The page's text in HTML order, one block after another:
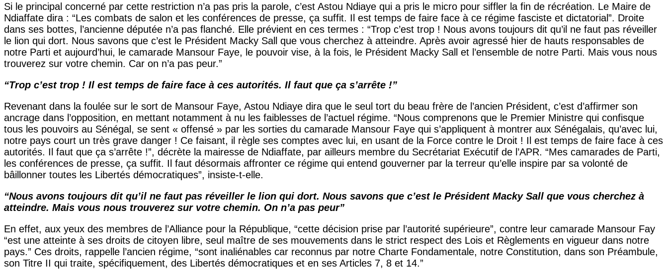
Si le principal concerné par cette restriction n’a pas pris la parole, c’est Astou Ndiaye qui a pris le micro pour siffler la fin de récréation. Le Maire de
Ndiaffate dira : “Les combats de salon et les conférences de presse, ça suffit. Il est temps de faire face à ce régime fasciste et dictatorial”. Droite
dans ses bottes, l’ancienne députée n’a pas flanché. Elle prévient en ces termes : “Trop c’est trop ! Nous avons toujours dit qu’il ne faut pas réveiller
le lion qui dort. Nous savons que c’est le Président Macky Sall que vous cherchez à atteindre. Après avoir agressé hier de hauts responsables de
notre Parti et aujourd’hui, le camarade Mansour Faye, le pouvoir vise, à la fois, le Président Macky Sall et l’ensemble de notre Parti. Mais vous nous
trouverez sur votre chemin. Car on n’a pas peur.”
“Trop c’est trop ! Il est temps de faire face à ces autorités. Il faut que ça s’arrête !”
Revenant dans la foulée sur le sort de Mansour Faye, Astou Ndiaye dira que le seul tort du beau frère de l’ancien Président, c’est d’affirmer son
ancrage dans l’opposition, en mettant notamment à nu les faiblesses de l’actuel régime. “Nous comprenons que le Premier Ministre qui confisque
tous les pouvoirs au Sénégal, se sent « offensé » par les sorties du camarade Mansour Faye qui s’appliquent à montrer aux Sénégalais, qu’avec lui,
notre pays court un très grave danger ! Ce faisant, il règle ses comptes avec lui, en usant de la Force contre le Droit ! Il est temps de faire face à ces
autorités. Il faut que ça s’arrête !”, décrète la mairesse de Ndiaffate, par ailleurs membre du Secrétariat Exécutif de l’APR. “Mes camarades de Parti,
les conférences de presse, ça suffit. Il faut désormais affronter ce régime qui entend gouverner par la terreur qu’elle inspire par sa volonté de
bâillonner toutes les Libertés démocratiques”, insiste-t-elle.
“Nous avons toujours dit qu’il ne faut pas réveiller le lion qui dort. Nous savons que c’est le Président Macky Sall que vous cherchez à
atteindre. Mais vous nous trouverez sur votre chemin. On n’a pas peur”
En effet, aux yeux des membres de l’Alliance pour la République, “cette décision prise par l’autorité supérieure”, contre leur camarade Mansour Fay
“est une atteinte à ses droits de citoyen libre, seul maître de ses mouvements dans le strict respect des Lois et Règlements en vigueur dans notre
pays.” Ces droits, rappelle l’ancien régime, “sont inaliénables car reconnus par notre Charte Fondamentale, notre Constitution, dans son Préambule,
son Titre II qui traite, spécifiquement, des Libertés démocratiques et en ses Articles 7, 8 et 14.”